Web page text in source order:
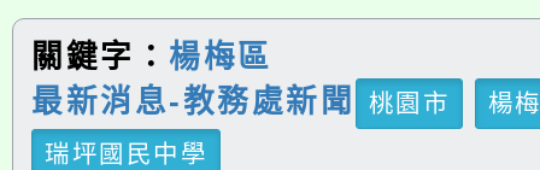
關鍵字： 楊梅區
最新消息-教務處新聞
桃園市
楊
瑞坪國民中學